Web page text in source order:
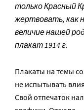
только Красный
жертвовать, как
величие нашей
плакат 1914 г.
Плакаты на темы
не испытывать
Свой отпечаток